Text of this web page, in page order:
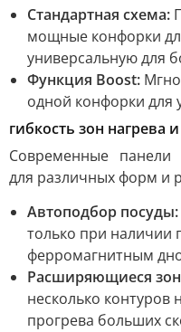
Стандартная схема:
мощные конфорки
универсальную для
Функция Boost:
одной конфорки для
гибкость зон нагрева
Современные
для различных форм и
Автоподбор посуды:
только при наличии
ферромагнитным
Расширяющиеся
несколько контуров
прогрева больших